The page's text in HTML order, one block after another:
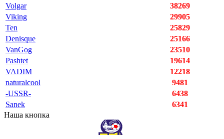
Volgar
38269
Viking
29905
Ten
25829
Denisque
25166
VanGog
23510
Pashtet
19614
VADIM
12218
naturalcool
9481
-USSR-
6438
Sanek
6341
Наша кнопка